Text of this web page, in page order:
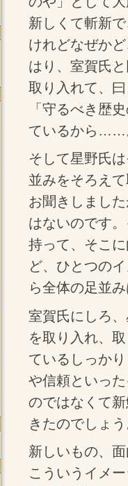
新しくて斬新
けれどなぜか
はり、室賀氏
取り入れて、
「守るべき歴
ているから……
そして星野氏
並みをそろえ
お聞きしまし
はないのです
持って、そこ
ど、ひとつの
ら全体の足並
室賀氏にしろ
を取り入れ、
ているしっか
や信頼といっ
のではなくて
きたのでしょ
新しいもの、
こういうイメ